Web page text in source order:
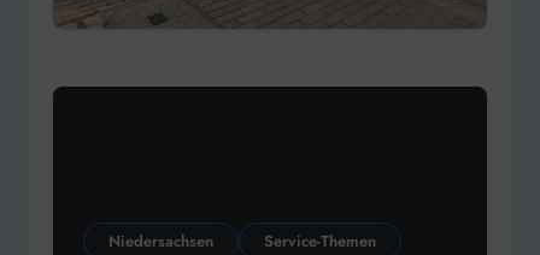
Niedersachsen Service-Themen